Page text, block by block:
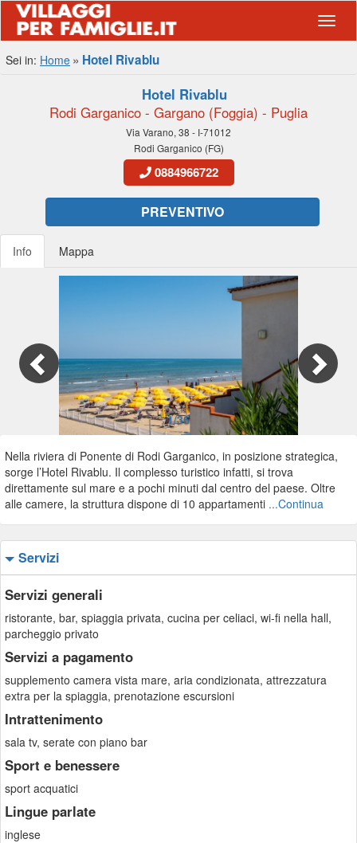
Sei in: Home Hotel Rivablu
Hotel Rivablu
Rodi Garganico - Gargano (Foggia) - Puglia
Via Varano, 38 - I-71012
Rodi Garganico (FG)
0884966722
PREVENTIVO
Info Mappa
1/36
Nella riviera di Ponente di Rodi Garganico, in posizione strategica,
sorge l’Hotel Rivablu. Il complesso turistico infatti, si trova
direttamente sul mare e a pochi minuti dal centro del paese. Oltre
alle camere, la struttura dispone di 10 appartamenti ...Continua
Servizi
Servizi generali
ristorante, bar, spiaggia privata, cucina per celiaci, wi-fi nella hall,
parcheggio privato
Servizi a pagamento
supplemento camera vista mare, aria condizionata, attrezzatura
extra per la spiaggia, prenotazione escursioni
Intrattenimento
sala tv, serate con piano bar
Sport e benessere
sport acquatici
Lingue parlate
inglese